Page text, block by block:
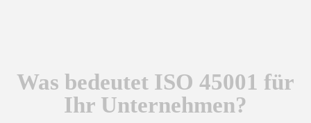
Was bedeutet ISO 45001 für
Ihr Unternehmen?